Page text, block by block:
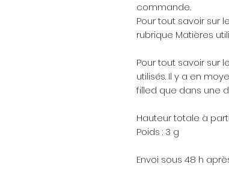
commande.
Pour tout savoir sur
rubrique Matières
Pour tout savoir sur
utilisés. Il y a en
filled que dans une
Hauteur totale à
Poids : 3 g
Envoi sous 48 h